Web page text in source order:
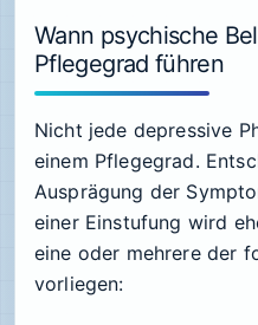
Wann psychische
Pflegegrad führen
Nicht jede depressive
einem Pflegegrad.
Ausprägung der
einer Einstufung wird
eine oder mehrere der
vorliegen: